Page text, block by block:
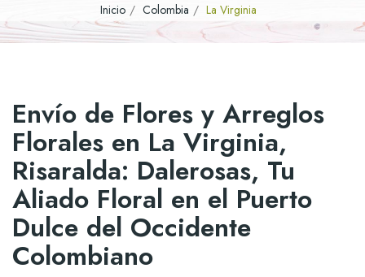
Inicio Colombia La Virginia
Envío de Flores y Arreglos
Florales en La Virginia,
Risaralda: Dalerosas, Tu
Aliado Floral en el Puerto
Dulce del Occidente
Colombiano